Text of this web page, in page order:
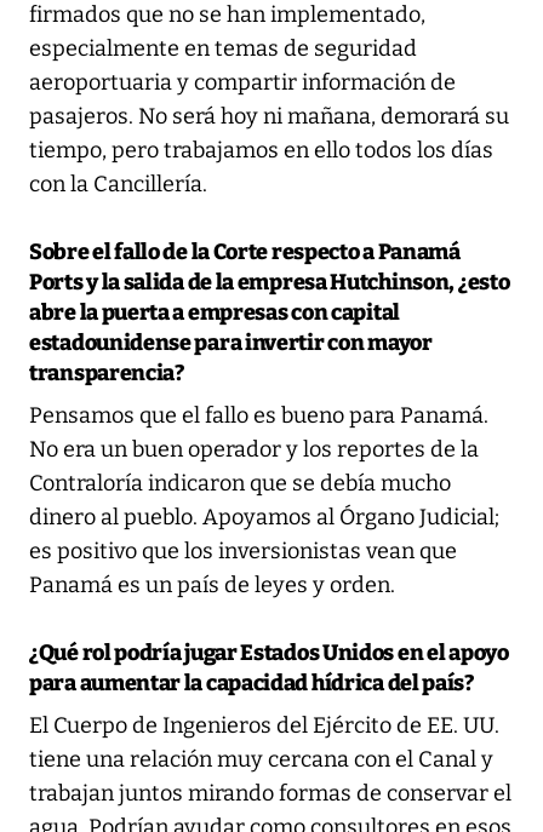
firmados que no se han implementado,
especialmente en temas de seguridad
aeroportuaria y compartir información de
pasajeros. No será hoy ni mañana, demorará su
tiempo, pero trabajamos en ello todos los días
con la Cancillería.
Sobre el fallo de la Corte respecto a Panamá
Ports y la salida de la empresa Hutchinson, ¿esto
abre la puerta a empresas con capital
estadounidense para invertir con mayor
transparencia?
Pensamos que el fallo es bueno para Panamá.
No era un buen operador y los reportes de la
Contraloría indicaron que se debía mucho
dinero al pueblo. Apoyamos al Órgano Judicial;
es positivo que los inversionistas vean que
Panamá es un país de leyes y orden.
¿Qué rol podría jugar Estados Unidos en el apoyo
para aumentar la capacidad hídrica del país?
El Cuerpo de Ingenieros del Ejército de EE. UU.
tiene una relación muy cercana con el Canal y
trabajan juntos mirando formas de conservar el